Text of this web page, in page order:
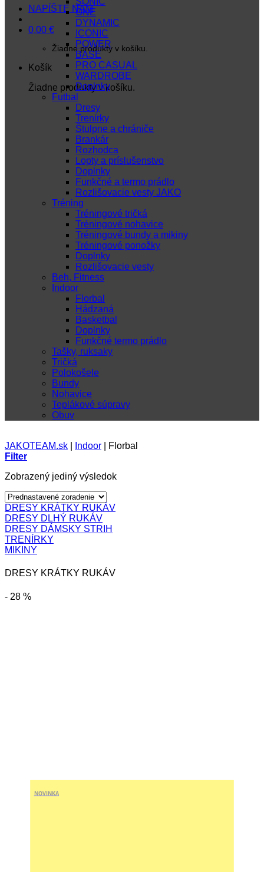
NAPÍŠTE NÁM
0,00 €
Žiadne produkty v košíku.
Košík
Žiadne produkty v košíku.
ONE
DYNAMIC
ICONIC
POWER
BASE
PRO CASUAL
WARDROBE
Doplnky
Futbal
Dresy
Trenírky
Štulpne a chrániče
Brankár
Rozhodca
Lopty a príslušenstvo
Doplnky
Funkčné a termo prádlo
Rozlišovacie vesty JAKO
Tréning
Tréningové tričká
Tréningové nohavice
Tréningové bundy a mikiny
Tréningové ponožky
Doplnky
Rozlišovacie vesty
Beh, Fitness
Indoor
Florbal
Hádzaná
Basketbal
Doplnky
Funkčné termo prádlo
Tašky, ruksaky
Tričká
Polokošele
Bundy
Nohavice
Teplákové súpravy
Obuv
JAKOTEAM.sk Indoor
Florbal
Filter
Zobrazený jediný výsledok
DRESY KRÁTKY RUKÁV
DRESY DLHÝ RUKÁV
DRESY DÁMSKY STRIH
TRENÍRKY
MIKINY
DRESY KRÁTKY RUKÁV
- 28 %
NOVINKA